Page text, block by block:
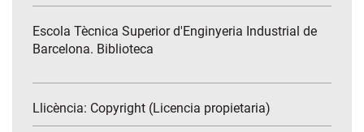
Escola Tècnica Superior d'Enginyeria Industrial de
Barcelona. Biblioteca
Llicència: Copyright (Licencia propietaria)